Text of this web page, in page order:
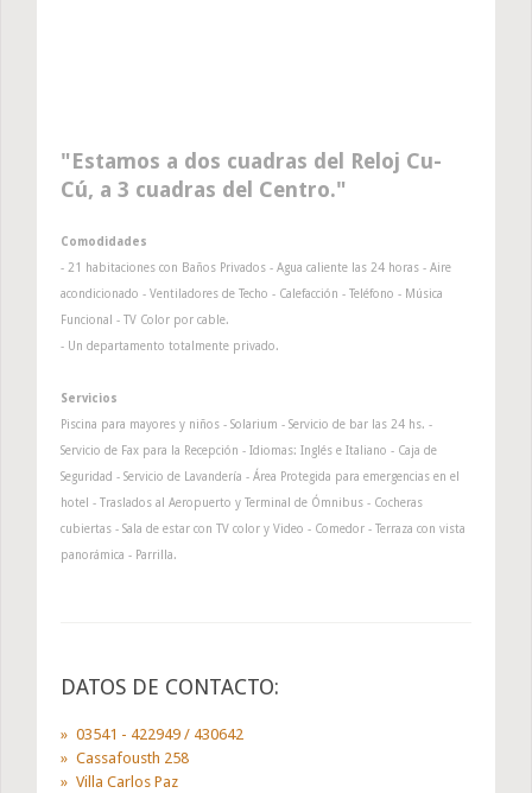
Estamos a dos cuadras del Reloj Cu-
Cú, a 3 cuadras del Centro.
Comodidades
- 21 habitaciones con Baños Privados - Agua caliente las 24 horas - Aire
acondicionado - Ventiladores de Techo - Calefacción - Teléfono - Música
Funcional - TV Color por cable.
- Un departamento totalmente privado.
Servicios
Piscina para mayores y niños - Solarium - Servicio de bar las 24 hs. -
Servicio de Fax para la Recepción - Idiomas: Inglés e Italiano - Caja de
Seguridad - Servicio de Lavandería - Área Protegida para emergencias en el
hotel - Traslados al Aeropuerto y Terminal de Ómnibus - Cocheras
cubiertas - Sala de estar con TV color y Video - Comedor - Terraza con vista
panorámica - Parrilla.
DATOS DE CONTACTO:
03541 - 422949 / 430642
Cassafousth 258
Villa Carlos Paz